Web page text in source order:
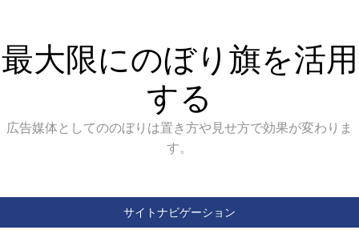
最大限にのぼり旗を活用
する
広告媒体としてののぼりは置き方や見せ方で効果が変わりま
す。
サイトナビゲーション